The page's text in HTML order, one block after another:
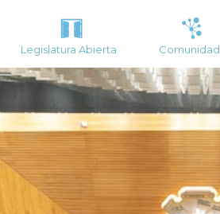
Legislatura Abierta Comunidad